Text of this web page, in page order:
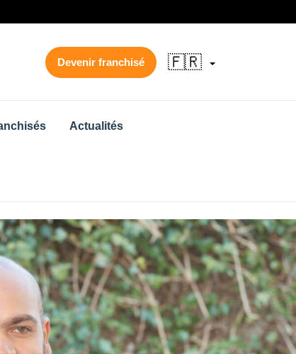
Devenir franchisé 🇫🇷
Actualités